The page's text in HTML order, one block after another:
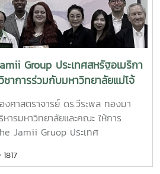
Group ประเทศสหรัฐอเมริกา
าการร่วมกับมหาวิทยาลัยแม่โจ้
ศาสตราจารย์ ดร.วีระพล ทองมา
รมหาวิทยาลัยและคณะ ให้การ
Jamii Gruop ประเทศ
ารในการแลกเปลี่ยนองค์ความรู้
1817